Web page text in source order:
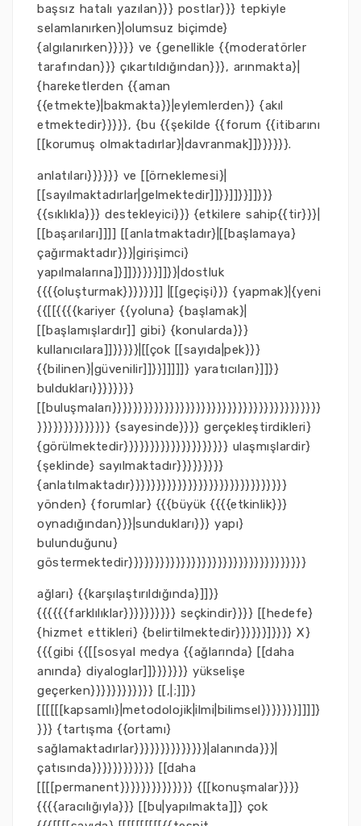
başsız hatalı yazılan}}} postlar}}} tepkiyle
selamlanırken}|olumsuz biçimde}
{algılanırken}}}}} ve {genellikle {{moderatörler
tarafından}}} çıkartıldığından}}}, arınmakta}|
{hareketlerden {{aman
{{etmekte}|bakmakta}}|eylemlerden}} {akıl
etmektedir}}}}}, {bu {{şekilde {{forum {{itibarını
[[korumuş olmaktadırlar}|davranmak]]}}}}}}.
anlatıları}}}}}} ve [[örneklemesi}|
[[sayılmaktadırlar|gelmektedir]]}}]]}}]]}}}
{{sıklıkla}}} destekleyici}}} {etkilere sahip{{tir}}}|
[[başarıları]]]] [[anlatmaktadır}|[[başlamaya}
çağırmaktadır}}}|girişimci}
yapılmalarına]}]]}}}}}]]}}|dostluk
{{{{oluşturmak}}}}}}]] |[[geçişi}}} {yapmak}|{yeni
{{[[{{{{kariyer {{yoluna} {başlamak}|
[[başlamışlardır]] gibi} {konularda}}}
kullanıcılara]]}}}}}|[[çok [[sayıda|pek}}}
{{bilinen}|güvenilir]]}}]]]]]} yaratıcıları}]]}}
buldukları}}}}}}}}
[[buluşmaları}}}}}}}}}}}}}}}}}}}}}}}}}}}}}}}}}}}}}}}}
}}}}}}}}}}}}}} {sayesinde}}}} gerçekleştirdikleri}
{görülmektedir}}}}}}}}}}}}}}}}}}}} ulaşmışlardir}
{şeklinde} sayılmaktadır}}}}}}}}}
{anlatılmaktadır}}}}}}}}}}}}}}}}}}}}}}}}}}}}}}
yönden} {forumlar} {{{büyük {{{{etkinlik}}}
oynadığından}}}|sundukları}}} yapı}
bulunduğunu}
göstermektedir}}}}}}}}}}}}}}}}}}}}}}}}}}}}}}}}}}
ağları} {{karşılaştırıldığında}]]}}
{{{{{{farklılıklar}}}}}}}}}} seçkindir}}}} [[hedefe}
{hizmet ettikleri} {belirtilmektedir}}}}}}]}}}} X}
{{{gibi {{[[sosyal medya {{ağlarında} [[daha
anında} diyaloglar]]}}}}}}} yükselişe
geçerken}}}}}}}}}}}} [[,|;]]}}
[[[[[[kapsamlı}|metodolojik|ilmi|bilimsel}}}}}}}]]]]}
}}} {tartışma {{ortamı}
sağlamaktadırlar}}}}}}}}}}}}}}|alanında}}}|
çatısında}}}}}}}}}}}} [[daha
[[[[permanent}}}}}}}}}}}}}} {[[konuşmalar}}}}
{{{{aracılığıyla}}} [[bu|yapılmakta]]} çok